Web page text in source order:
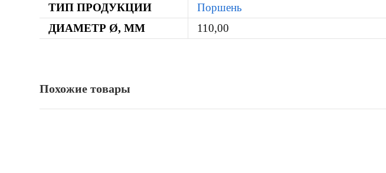
ТИП ПРОДУКЦИИ
Поршень
ДИАМЕТР Ø, ММ
110,00
Похожие товары